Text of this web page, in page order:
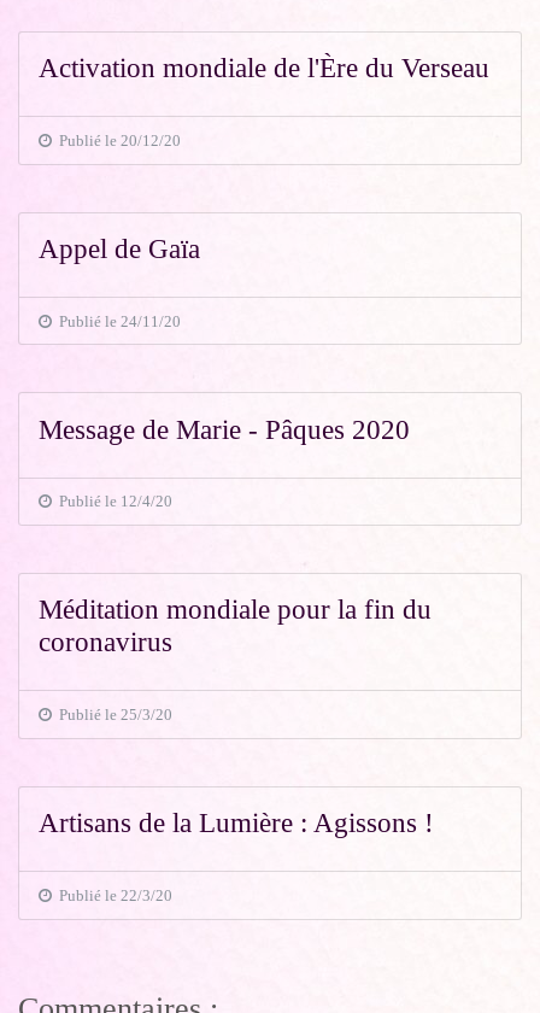
Activation mondiale de l'Ère du Verseau
Publié le 20/12/20
Appel de Gaïa
Publié le 24/11/20
Message de Marie - Pâques 2020
Publié le 12/4/20
Méditation mondiale pour la fin du
coronavirus
Publié le 25/3/20
Artisans de la Lumière : Agissons !
Publié le 22/3/20